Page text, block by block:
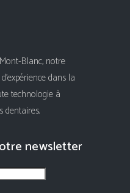
Blanc, notre
dans la
technologie à
dentaires.
newsletter